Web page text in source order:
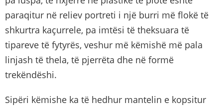
paraqitur në reliev portreti i një burri më flokë të
shkurtra kaçurrele, pa imtësi të theksuara të
tipareve të fytyrës, veshur më këmishë më pala
linjash të thela, të pjerrëta dhe në formë
trekëndëshi.
Sipëri këmishe ka të hedhur mantelin e kopsitur